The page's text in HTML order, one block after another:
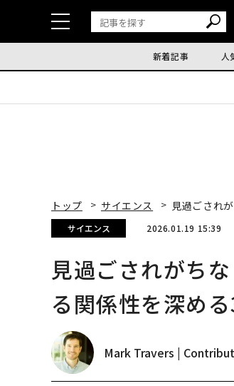
新着記事 人
トップ サイエンス 見過ごされ
サイエンス 2026.01.19 15:39
見過ごされがち
る関係性を深め
Mark Travers |